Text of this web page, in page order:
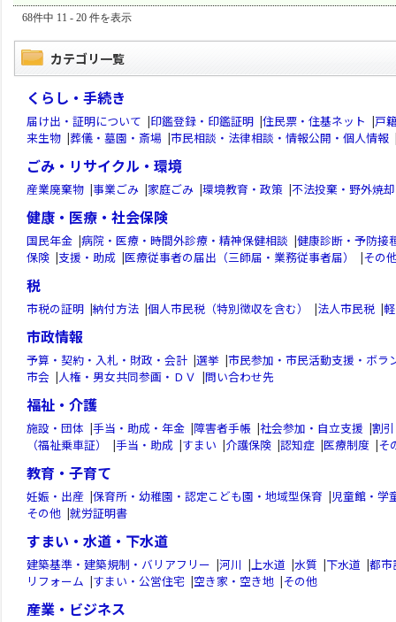
68件中 11 - 20 件を表示
カテゴリ一覧
くらし・手続き
届け出・証明について |印鑑登録・印鑑証明 |住民票・住基ネット |戸
来生物 |葬儀・墓園・斎場 |市民相談・法律相談・情報公開・個人情報
ごみ・リサイクル・環境
産業廃棄物 |事業ごみ |家庭ごみ |環境教育・政策 |不法投棄・野外焼却
健康・医療・社会保険
国民年金 |病院・医療・時間外診療・精神保健相談 |健康診断・予防接
保険 |支援・助成 |医療従事者の届出（三師届・業務従事者届） |その
税
市税の証明 |納付方法 |個人市民税（特別徴収を含む） |法人市民税 |
市政情報
予算・契約・入札・財政・会計 |選挙 |市民参加・市民活動支援・ボラ
市会 |人権・男女共同参画・ＤＶ |問い合わせ先
福祉・介護
施設・団体 |手当・助成・年金 |障害者手帳 |社会参加・自立支援 |割
（福祉乗車証）
|手当・助成 |すまい |介護保険 |認知症 |医療制度 |そ
教育・子育て
妊娠・出産 |保育所・幼稚園・認定こども園・地域型保育 |児童館・学
その他 |就労証明書
すまい・水道・下水道
建築基準・建築規制・バリアフリー |河川 |上水道 |水質 |下水道 |都市
リフォーム |すまい・公営住宅 |空き家・空き地 |その他
産業・ビジネス